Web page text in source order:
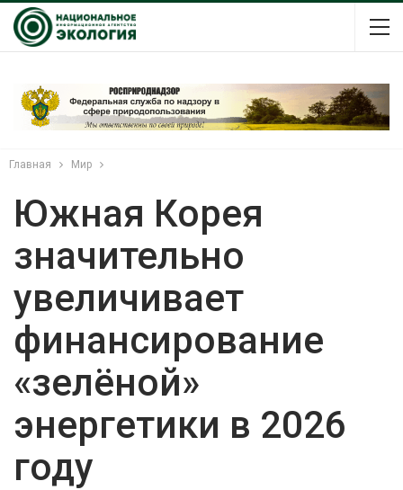
Главная Мир
Южная Корея
значительно
увеличивает
финансирование
«зелёной»
энергетики в 2026
году